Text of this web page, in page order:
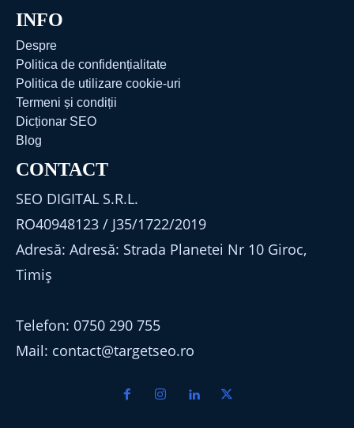
INFO
Despre
Politica de confidențialitate
Politica de utilizare cookie-uri
Termeni și condiții
Dicționar SEO
Blog
CONTACT
SEO DIGITAL S.R.L.
RO40948123 / J35/1722/2019
Adresă: Adresă: Strada Planetei Nr 10 Giroc,
Timiș
Telefon: 0750 290 755
Mail: contact@targetseo.ro